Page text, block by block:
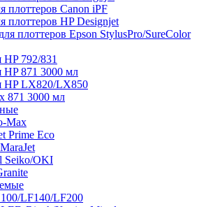
плоттеров Canon iPF
плоттеров HP Designjet
плоттеров Epson StylusPro/SureColor
HP 792/831
HP 871 3000 мл
HP LX820/LX850
871 3000 мл
Max
Prime Eco
Seiko/OKI
LF140/LF200